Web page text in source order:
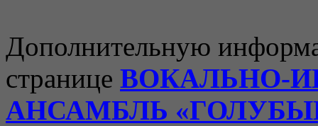
Дополнительную
странице ВОКАЛЬНО-
АНСАМБЛЬ